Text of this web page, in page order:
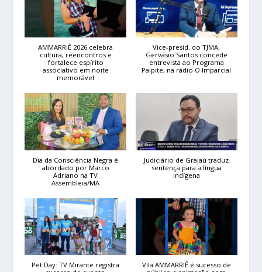
AMMARRIÊ 2026 celebra
cultura, reencontros e
fortalece espírito
associativo em noite
memorável
Vice-presid. do TJMA,
Gervásio Santos concede
entrevista ao Programa
Palpite, na rádio O Imparcial
Dia da Consciência Negra é
abordado por Marco
Adriano na TV
Assembleia/MA
Judiciário de Grajaú traduz
sentença para a língua
indígena
Pet Day: TV Mirante registra
Vila AMMARRIÊ é sucesso de